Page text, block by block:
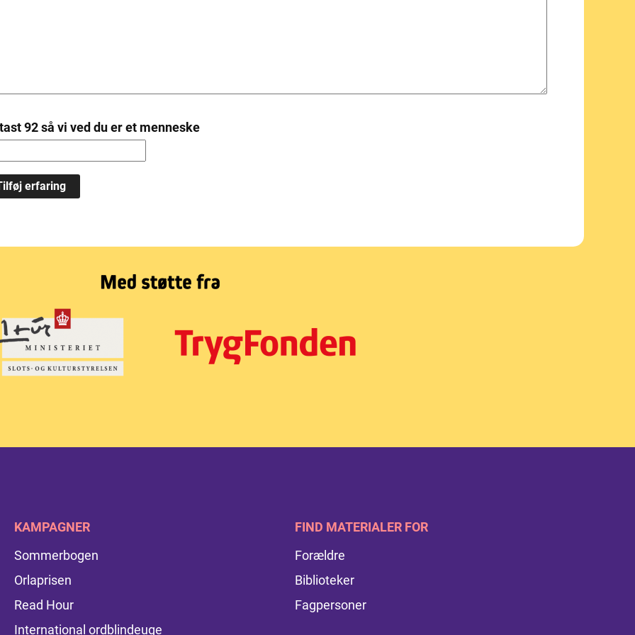
92 så vi ved du er et menneske
KAMPAGNER
Sommerbogen
Orlaprisen
Read Hour
International ordblindeuge
FIND MATERIALER FOR
Forældre
Biblioteker
Fagpersoner